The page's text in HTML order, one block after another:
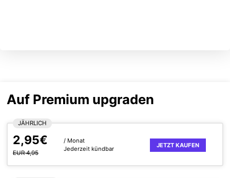
Auf Premium upgraden
JÄHRLICH
2,95€
EUR 4,95
/ Monat
Jederzeit kündbar
JETZT KAUFEN